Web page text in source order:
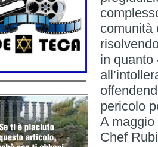
comunità
in quanto
pericolo
A
Chef